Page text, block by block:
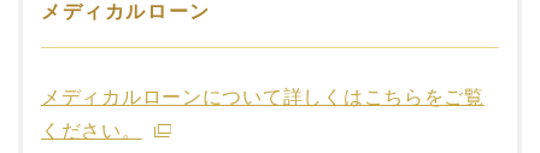
メディカルローン
メディカルローンについて詳しくはこちらをご覧
ください。